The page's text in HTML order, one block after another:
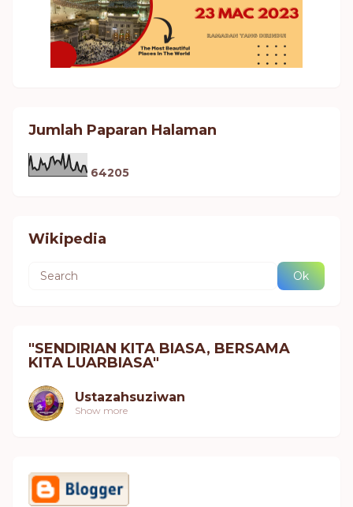
Jumlah Paparan Halaman
64205
Wikipedia
"SENDIRIAN KITA BIASA, BERSAMA
KITA LUARBIASA"
Ustazahsuziwan
Show more